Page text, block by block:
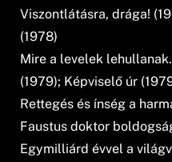
Viszontlátásra, drága!
(1978)
Mire a levelek
(1979); Képviselő úr
Rettegés és ínség a
Faustus doktor
Egymilliárd évvel a